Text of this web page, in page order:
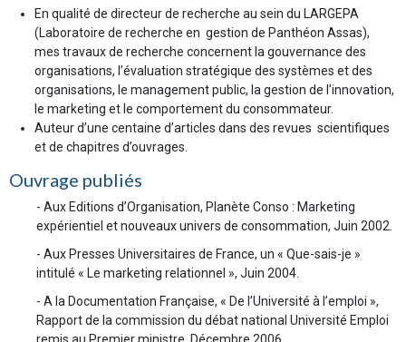
En qualité de directeur de recherche au sein du LARGEPA
(Laboratoire de recherche en gestion de Panthéon Assas),
mes travaux de recherche concernent la gouvernance des
organisations, l’évaluation stratégique des systèmes et des
organisations, le management public, la gestion de l’innovation,
le marketing et le comportement du consommateur.
Auteur d’une centaine d’articles dans des revues scientifiques
et de chapitres d’ouvrages.
Ouvrage publiés
- Aux Editions d’Organisation, Planète Conso : Marketing
expérientiel et nouveaux univers de consommation, Juin 2002.
- Aux Presses Universitaires de France, un « Que-sais-je »
intitulé « Le marketing relationnel », Juin 2004.
- A la Documentation Française, « De l’Université à l’emploi »,
Rapport de la commission du débat national Université Emploi
remis au Premier ministre, Décembre 2006